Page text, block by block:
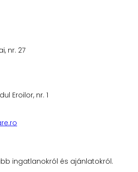
nr. 27
Eroilor, nr. 1
ingatlanokról és ajánlatokról.